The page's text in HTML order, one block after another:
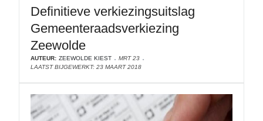
Definitieve verkiezingsuitslag
Gemeenteraadsverkiezing
Zeewolde
AUTEUR: ZEEWOLDE KIEST
MRT 23
LAATST BIJGEWERKT: 23 MAART 2018